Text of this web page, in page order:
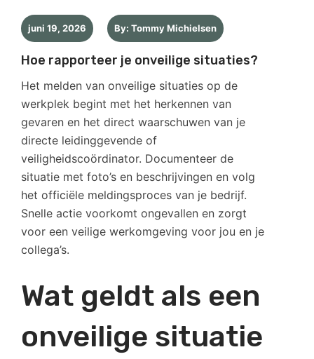
juni 19, 2026 By: Tommy Michielsen
Hoe rapporteer je onveilige situaties?
Het melden van onveilige situaties op de
werkplek begint met het herkennen van
gevaren en het direct waarschuwen van je
directe leidinggevende of
veiligheidscoördinator. Documenteer de
situatie met foto’s en beschrijvingen en volg
het officiële meldingsproces van je bedrijf.
Snelle actie voorkomt ongevallen en zorgt
voor een veilige werkomgeving voor jou en je
collega’s.
Wat geldt als een
onveilige situatie